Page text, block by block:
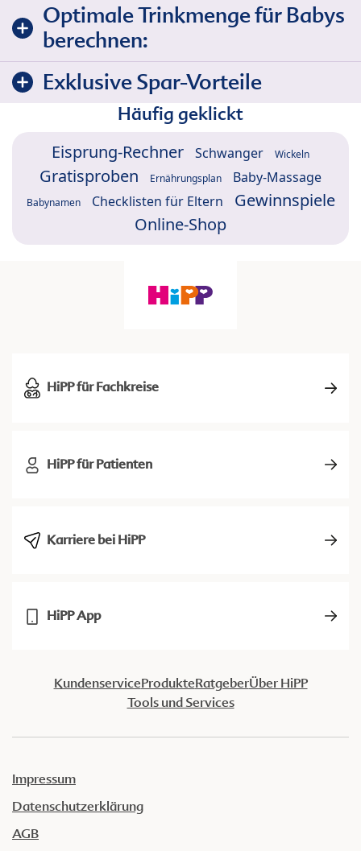
Optimale Trinkmenge für Babys
berechnen:
Exklusive Spar-Vorteile
Häufig geklickt
Eisprung-Rechner Schwanger Wickeln
Gratisproben Ernährungsplan Baby-Massage
Babynamen Checklisten für Eltern
Gewinnspiele
Online-Shop
HiPP für Fachkreise
HiPP für Patienten
Karriere bei HiPP
HiPP App
KundenserviceProdukteRatgeberÜber HiPP
Tools und Services
Impressum
Datenschutzerklärung
AGB